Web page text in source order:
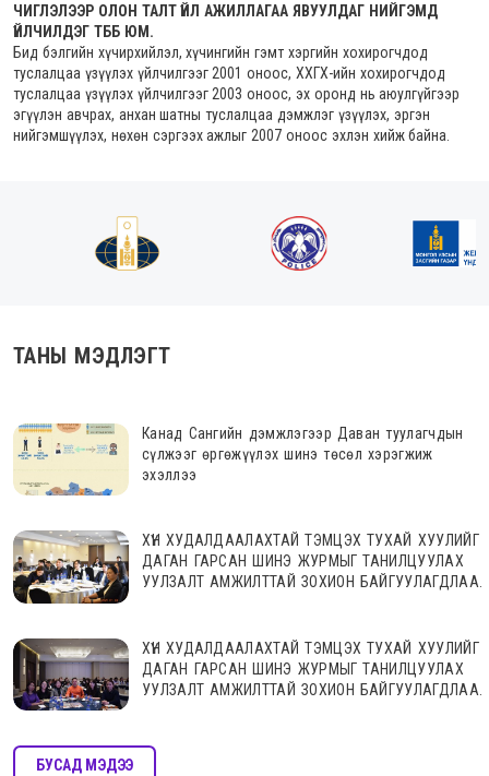
ЧИГЛЭЛЭЭР ОЛОН ТАЛТ ҮЙЛ АЖИЛЛАГАА ЯВУУЛДАГ НИЙГЭМД
ҮЙЛЧИЛДЭГ ТББ ЮМ.
Бид бэлгийн хүчирхийлэл, хүчингийн гэмт хэргийн хохирогчдод
туслалцаа үзүүлэх үйлчилгээг 2001 оноос, ХХГХ-ийн хохирогчдод
туслалцаа үзүүлэх үйлчилгээг 2003 оноос, эх оронд нь аюулгүйгээр
эгүүлэн авчрах, анхан шатны туслалцаа дэмжлэг үзүүлэх, эргэн
нийгэмшүүлэх, нөхөн сэргээх ажлыг 2007 оноос эхлэн хийж байна.
ТАНЫ МЭДЛЭГТ
Канад Сангийн дэмжлэгээр Даван туулагчдын
сүлжээг өргөжүүлэх шинэ төсөл хэрэгжиж
эхэллээ
ХҮН ХУДАЛДААЛАХТАЙ ТЭМЦЭХ ТУХАЙ ХУУЛИЙГ
ДАГАН ГАРСАН ШИНЭ ЖУРМЫГ ТАНИЛЦУУЛАХ
УУЛЗАЛТ АМЖИЛТТАЙ ЗОХИОН БАЙГУУЛАГДЛАА.
ХҮН ХУДАЛДААЛАХТАЙ ТЭМЦЭХ ТУХАЙ ХУУЛИЙГ
ДАГАН ГАРСАН ШИНЭ ЖУРМЫГ ТАНИЛЦУУЛАХ
УУЛЗАЛТ АМЖИЛТТАЙ ЗОХИОН БАЙГУУЛАГДЛАА.
БУСАД МЭДЭЭ